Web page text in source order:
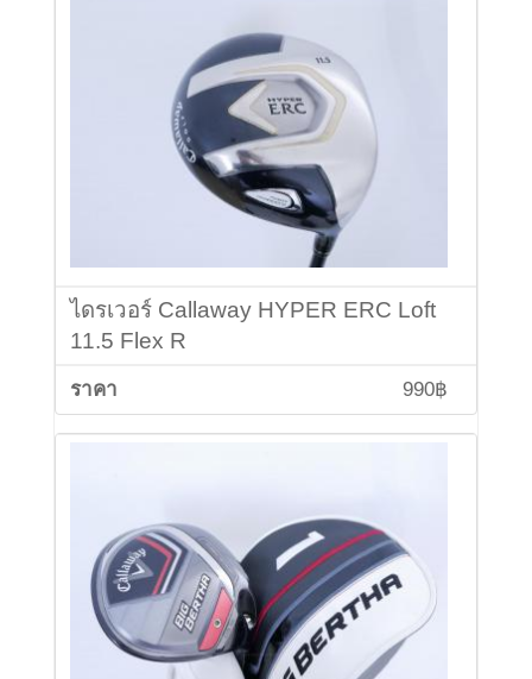
ไดรเวอร์ Callaway HYPER ERC Loft
11.5 Flex R
990฿